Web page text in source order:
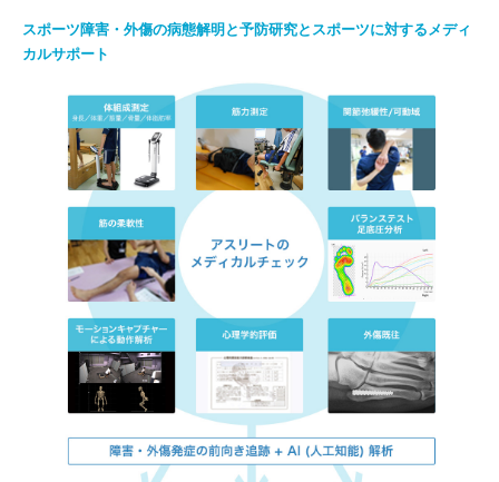
スポーツ障害・外傷の病態解明と予防研究とスポーツに対するメディ
カルサポート